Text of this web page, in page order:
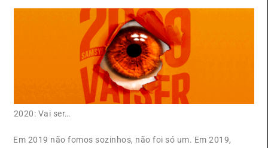
2020: Vai ser…
Em 2019 não fomos sozinhos, não foi só um. Em 2019,